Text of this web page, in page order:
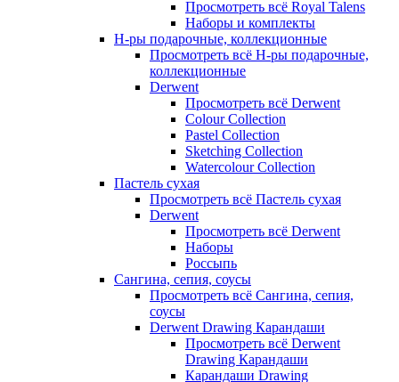
Просмотреть всё Royal Talens
Наборы и комплекты
Н-ры подарочные, коллекционные
Просмотреть всё Н-ры подарочные,
коллекционные
Derwent
Просмотреть всё Derwent
Colour Collection
Pastel Collection
Sketching Collection
Watercolour Collection
Пастель сухая
Просмотреть всё Пастель сухая
Derwent
Просмотреть всё Derwent
Наборы
Россыпь
Сангина, сепия, соусы
Просмотреть всё Сангина, сепия,
соусы
Derwent Drawing Карандаши
Просмотреть всё Derwent
Drawing Карандаши
Карандаши Drawing